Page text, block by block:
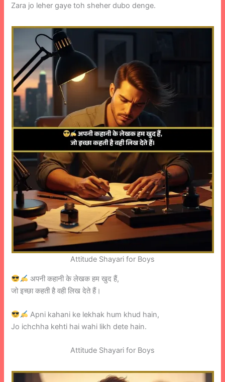
Zara jo leher gaye toh sheher dubo denge.
Attitude Shayari for Boys
अपनी कहानी के लेखक हम खुद हैं,
जो इच्छा कहती है वही लिख देते हैं।
Apni kahani ke lekhak hum khud hain,
Jo ichchha kehti hai wahi likh dete hain.
Attitude Shayari for Boys